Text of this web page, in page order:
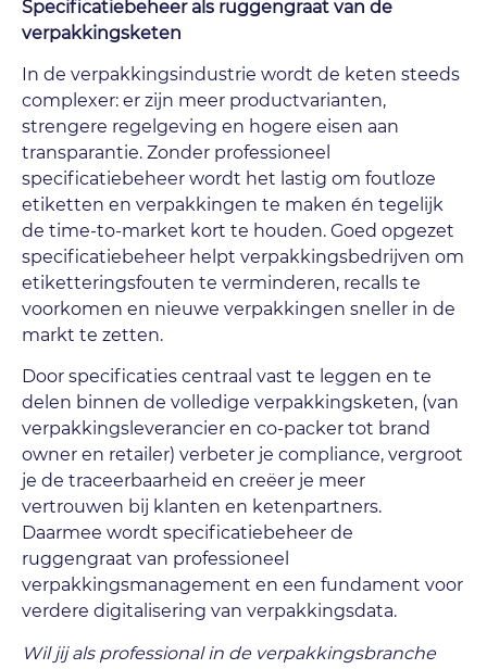
Specificatiebeheer als ruggengraat van de
verpakkingsketen
In de verpakkingsindustrie wordt de keten steeds
complexer: er zijn meer productvarianten,
strengere regelgeving en hogere eisen aan
transparantie. Zonder professioneel
specificatiebeheer wordt het lastig om foutloze
etiketten en verpakkingen te maken én tegelijk
de time-to-market kort te houden. Goed opgezet
specificatiebeheer helpt verpakkingsbedrijven om
etiketteringsfouten te verminderen, recalls te
voorkomen en nieuwe verpakkingen sneller in de
markt te zetten.
Door specificaties centraal vast te leggen en te
delen binnen de volledige verpakkingsketen, (van
verpakkingsleverancier en co-packer tot brand
owner en retailer) verbeter je compliance, vergroot
je de traceerbaarheid en creëer je meer
vertrouwen bij klanten en ketenpartners.
Daarmee wordt specificatiebeheer de
ruggengraat van professioneel
verpakkingsmanagement en een fundament voor
verdere digitalisering van verpakkingsdata.
Wil jij als professional in de verpakkingsbranche